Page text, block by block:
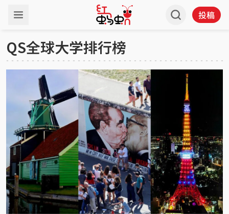
投稿
QS全球大学排行榜